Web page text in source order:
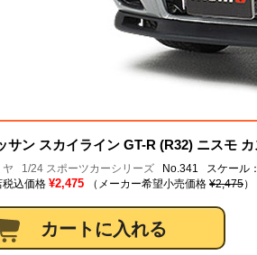
サン スカイライン GT-R (R32) ニスモ
ヤ 1/24 スポーツカーシリーズ No.341 スケール
税込価格 ¥2,475 （メーカー希望小売価格 ¥2,475）
ックス
ブ